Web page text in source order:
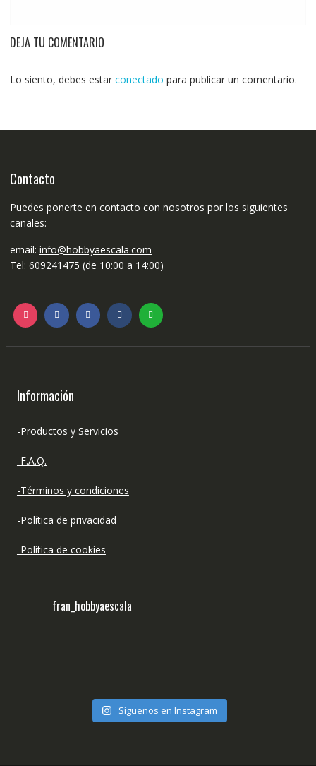
DEJA TU COMENTARIO
Lo siento, debes estar conectado para publicar un comentario.
Contacto
Puedes ponerte en contacto con nosotros por los siguientes
canales:
email: info@hobbyaescala.com
Tel: 609241475 (de 10:00 a 14:00)
Información
-Productos y Servicios
-F.A.Q.
-Términos y condiciones
-Política de privacidad
-Política de cookies
fran_hobbyaescala
Síguenos en Instagram